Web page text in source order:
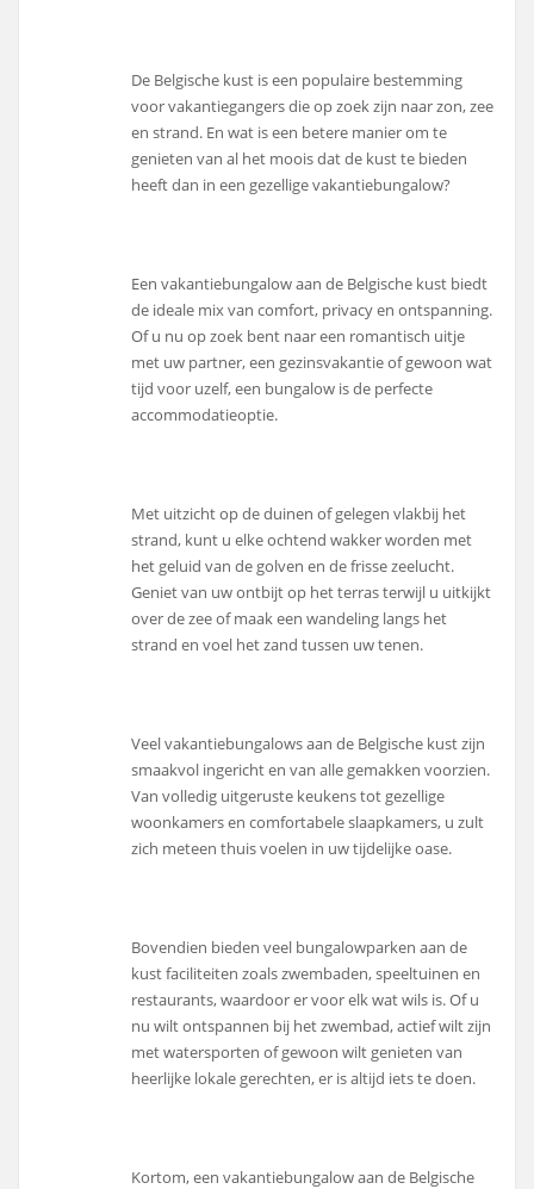
De Belgische kust is een populaire bestemming
voor vakantiegangers die op zoek zijn naar zon, zee
en strand. En wat is een betere manier om te
genieten van al het moois dat de kust te bieden
heeft dan in een gezellige vakantiebungalow?
Een vakantiebungalow aan de Belgische kust biedt
de ideale mix van comfort, privacy en ontspanning.
Of u nu op zoek bent naar een romantisch uitje
met uw partner, een gezinsvakantie of gewoon wat
tijd voor uzelf, een bungalow is de perfecte
accommodatieoptie.
Met uitzicht op de duinen of gelegen vlakbij het
strand, kunt u elke ochtend wakker worden met
het geluid van de golven en de frisse zeelucht.
Geniet van uw ontbijt op het terras terwijl u uitkijkt
over de zee of maak een wandeling langs het
strand en voel het zand tussen uw tenen.
Veel vakantiebungalows aan de Belgische kust zijn
smaakvol ingericht en van alle gemakken voorzien.
Van volledig uitgeruste keukens tot gezellige
woonkamers en comfortabele slaapkamers, u zult
zich meteen thuis voelen in uw tijdelijke oase.
Bovendien bieden veel bungalowparken aan de
kust faciliteiten zoals zwembaden, speeltuinen en
restaurants, waardoor er voor elk wat wils is. Of u
nu wilt ontspannen bij het zwembad, actief wilt zijn
met watersporten of gewoon wilt genieten van
heerlijke lokale gerechten, er is altijd iets te doen.
Kortom, een vakantiebungalow aan de Belgische